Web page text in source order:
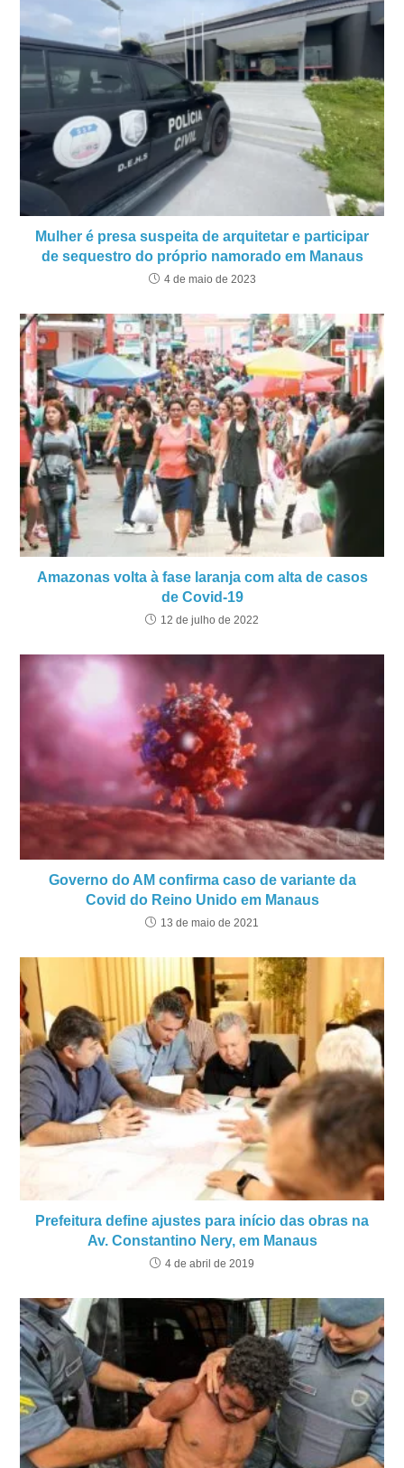
Mulher é presa suspeita de arquitetar e participar
de sequestro do próprio namorado em Manaus
4 de maio de 2023
Amazonas volta à fase laranja com alta de casos
de Covid-19
12 de julho de 2022
Governo do AM confirma caso de variante da
Covid do Reino Unido em Manaus
13 de maio de 2021
Prefeitura define ajustes para início das obras na
Av. Constantino Nery, em Manaus
4 de abril de 2019